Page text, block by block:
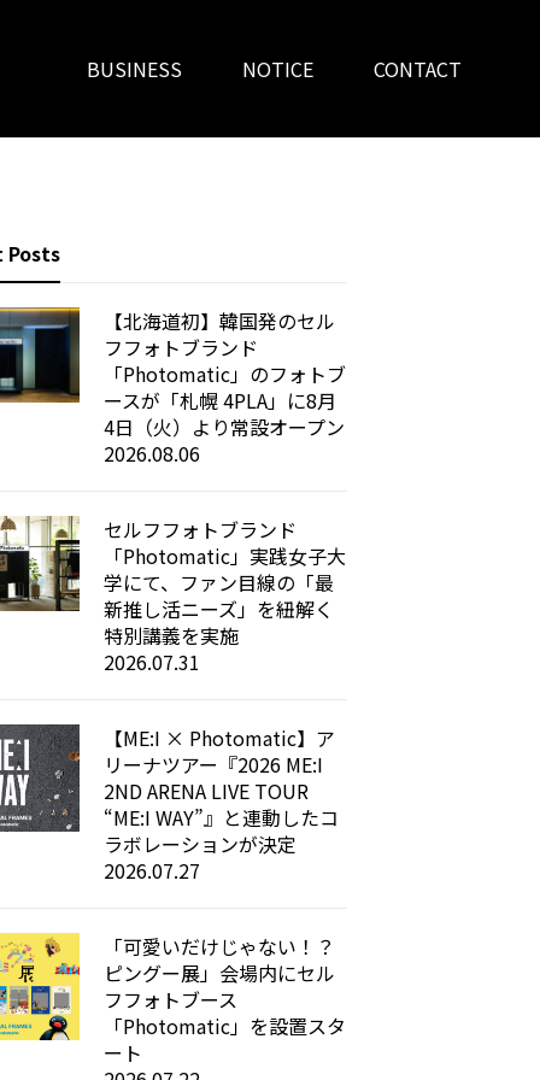
BUSINESS NOTICE CONTACT
Posts
【北海道初】韓国発のセル
フフォトブランド
「Photomatic」のフォトブ
ースが「札幌 4PLA」に8月
4日（火）より常設オープン
2026.08.06
セルフフォトブランド
「Photomatic」実践女子大
学にて、ファン目線の「最
新推し活ニーズ」を紐解く
特別講義を実施
2026.07.31
【ME:I × Photomatic】ア
リーナツアー『2026 ME:I
2ND ARENA LIVE TOUR
“ME:I WAY”』と連動したコ
ラボレーションが決定
2026.07.27
「可愛いだけじゃない！？
ピングー展」会場内にセル
フフォトブース
「Photomatic」を設置スタ
ート